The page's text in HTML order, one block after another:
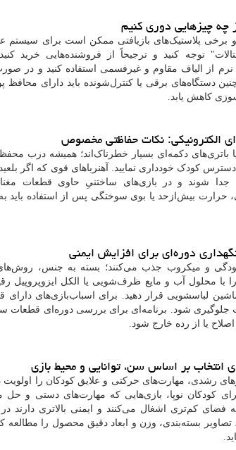
چه چیزهایی دوری کنیم
برخی پلاستیک‌های بازیافتی ممکن است برای سیستم
توجه کنید و ترجیحاً از فروشنده‌هایی خرید
نرم از الیاف مقاوم و غیرفسمی استفاده کنید و در
دستگاه‌های برقی یا کنترل‌شونده باید دارای محافظ
کاهش یابد.
الکترونیکی: نکات حفاظتی مخصوص
باتری‌های دکمه‌ای بسیار خطرناک‌اند؛ همیشه درب
کودک خودداری نمایید. آهنرباهای قوی که اگر
جدا شوند و در بازی‌های ساختنیِ حاوی قطعات
حرارت بیش‌ازحد یا بوی سوختگی پس از استفاده
دوره‌ای برای افزایش ایمنی
و میکروب جذب می‌کنند؛ بسته به جنس،
با محلول آب و مایع ظرف‌شویی یا الکل ایزوپروپیل
لباسشویی قرار دهید. برای اسباب‌بازی‌های
جلوگیری شود. برنامه‌ای برای بررسی دوره‌ای قطعات
یا از رده خارج شود.
انتخاب بر اساس سن، توانایی و محیط بازی
رشدی، مهارت‌های حرکتی و علایق کودکان را اولویت
کودکان نوپا، بازی‌هایی که مهارت‌های دستی و
فضای کم‌تری اشغال می‌کنند و ایمنی بالاتری دارند
تصاویر بسته‌بندی، وزن و ابعاد دقیق محصول را مطالعه